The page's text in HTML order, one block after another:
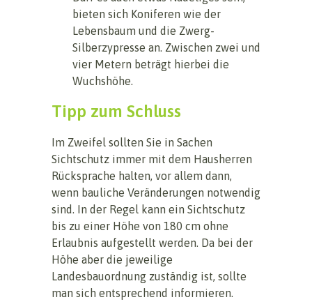
bieten sich Koniferen wie der
Lebensbaum und die Zwerg-
Silberzypresse an. Zwischen zwei und
vier Metern beträgt hierbei die
Wuchshöhe.
Tipp zum Schluss
Im Zweifel sollten Sie in Sachen
Sichtschutz immer mit dem Hausherren
Rücksprache halten, vor allem dann,
wenn bauliche Veränderungen notwendig
sind. In der Regel kann ein Sichtschutz
bis zu einer Höhe von 180 cm ohne
Erlaubnis aufgestellt werden. Da bei der
Höhe aber die jeweilige
Landesbauordnung zuständig ist, sollte
man sich entsprechend informieren.